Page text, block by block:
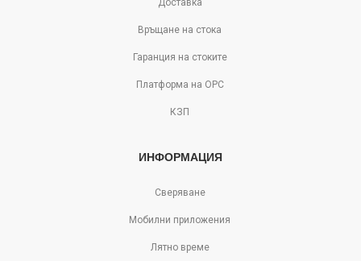
Връщане на стока
Гаранция на стоките
Платформа на ОРС
КЗП
ИНФОРМАЦИЯ
Сверяване
Мобилни приложения
Лятно време